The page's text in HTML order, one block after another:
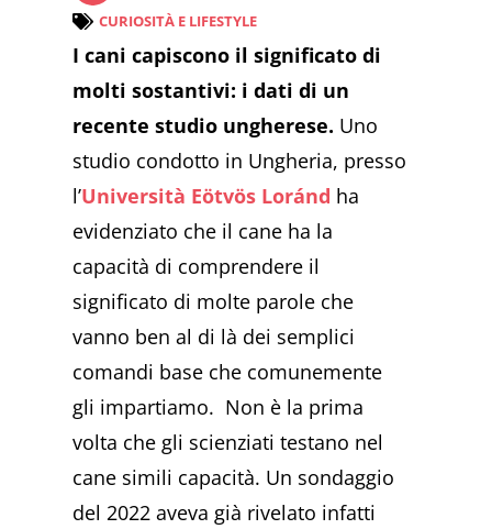
CURIOSITÀ E LIFESTYLE
I cani capiscono il significato di
molti sostantivi: i dati di un
recente studio ungherese. Uno
studio condotto in Ungheria, presso
l’Università Eötvös Loránd ha
evidenziato che il cane ha la
capacità di comprendere il
significato di molte parole che
vanno ben al di là dei semplici
comandi base che comunemente
gli impartiamo. Non è la prima
volta che gli scienziati testano nel
cane simili capacità. Un sondaggio
del 2022 aveva già rivelato infatti